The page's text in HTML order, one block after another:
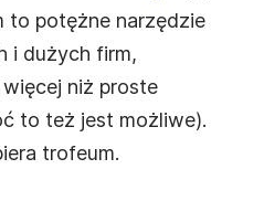
to potężne narzędzie
i dużych firm,
niż proste
to też jest możliwe).
trofeum.